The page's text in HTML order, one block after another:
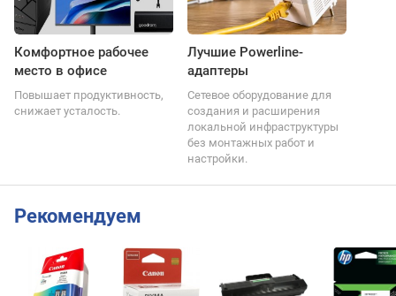
Комфортное рабочее
место в офисе
Повышает продуктивность,
снижает усталость.
Лучшие Powerline-
адаптеры
Сетевое оборудование для
создания и расширения
локальной инфраструктуры
без монтажных работ и
настройки.
Рекомендуем